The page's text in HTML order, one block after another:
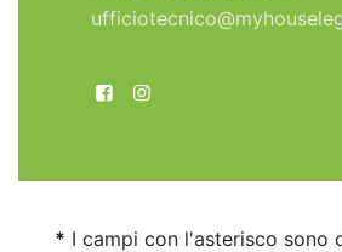
* I campi con l'asterisco sono